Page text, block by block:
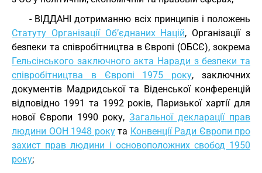
- ВІДДАНІ дотриманню всіх принципів і положень
Статуту Організації Об’єднаних Націй, Організації з
безпеки та співробітництва в Європі (ОБСЄ), зокрема
Гельсінського заключного акта Наради з безпеки та
співробітництва в Європі 1975 року, заключних
документів Мадридської та Віденської конференцій
відповідно 1991 та 1992 років, Паризької хартії для
нової Європи 1990 року,Загальної декларації прав
людини ООН 1948 рокута Конвенції Ради Європи про
захист прав людини і основоположних свобод 1950
року;